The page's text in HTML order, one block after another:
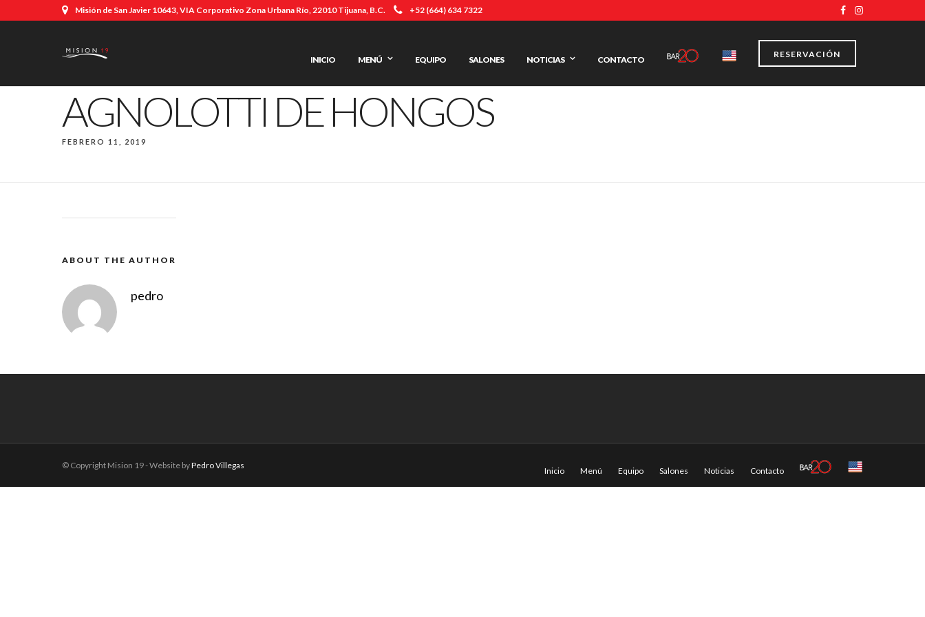
Misión de San Javier 10643, VIA Corporativo Zona Urbana Río, 22010 Tijuana, B.C. +52 (664) 634 7322
RESERVACIÓN
INICIO MENÚ EQUIPO SALONES NOTICIAS CONTACTO
AGNOLOTTI DE HONGOS
FEBRERO 11, 2019
ABOUT THE AUTHOR
pedro
Inicio Menú Equipo Salones Noticias Contacto
© Copyright Mision 19 - Website byPedro Villegas